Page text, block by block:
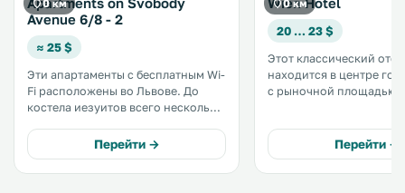
0 км
Avenue 6/8 - 2
≈ 25 $
Эти апартаменты с бесплатным Wi-
Fi расположены во Львове. До
костела иезуитов всего несколько
распоряжении гостей кухня.
Предоставляются полотенца и
постельное белье. .
Перейти →
0 км
20 … 23 $
Этот классический
находится в центре
с рыночной площадью
этого отеля с
терраса и бесплатный
Перейти →